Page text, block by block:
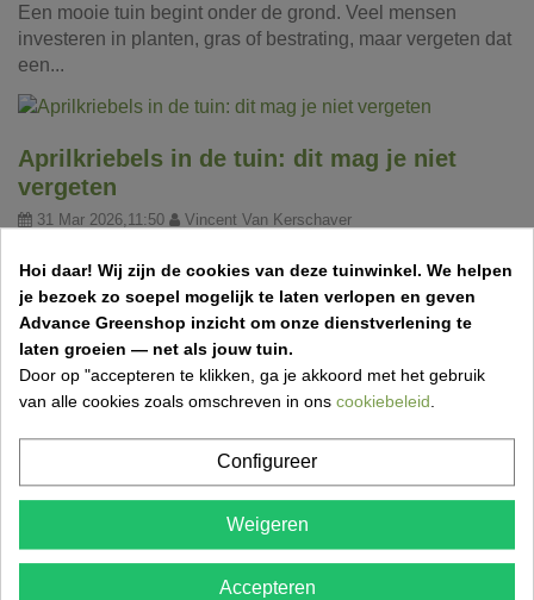
Een mooie tuin begint onder de grond. Veel mensen
investeren in planten, gras of bestrating, maar vergeten dat
een...
Aprilkriebels in de tuin: dit mag je niet
vergeten
31 Mar 2026,11:50 Vincent Van Kerschaver
Een frisse lentemaand betekent werk in de tuin! Ontdek
wat je in april zeker moet doen om je tuin gezond,...
Grasmatten aanleggen: stap-voor-stap gids
voor een perfect gazon
Wil je snel een mooi, groen gazon? Ontdek hoe je
voorbereiding,...
Hoi daar! Wij zijn de cookies van deze tuinwinkel. We helpen
je bezoek zo soepel mogelijk te laten verlopen en geven
Advance Greenshop inzicht om onze dienstverlening te
laten groeien — net als jouw tuin.
Door op "accepteren te klikken, ga je akkoord met het gebruik
van alle cookies zoals omschreven in ons cookiebeleid
Configureer
Weigeren
Accepteren